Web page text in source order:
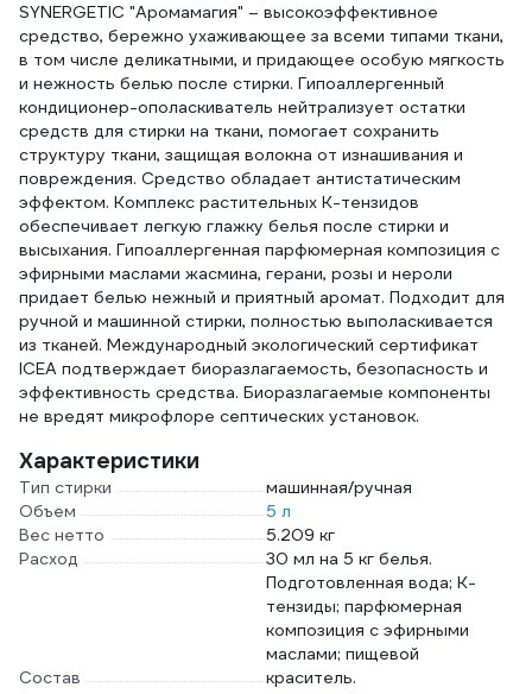
SYNERGETIC "Аромамагия" – высокоэффективное
средство, бережно ухаживающее за всеми типами ткани,
в том числе деликатными, и придающее особую мягкость
и нежность белью после стирки. Гипоаллергенный
кондиционер-ополаскиватель нейтрализует остатки
средств для стирки на ткани, помогает сохранить
структуру ткани, защищая волокна от изнашивания и
повреждения. Средство обладает антистатическим
эффектом. Комплекс растительных К-тензидов
обеспечивает легкую глажку белья после стирки и
высыхания. Гипоаллергенная парфюмерная композиция с
эфирными маслами жасмина, герани, розы и нероли
придает белью нежный и приятный аромат. Подходит для
ручной и машинной стирки, полностью выполаскивается
из тканей. Международный экологический сертификат
ICEA подтверждает биоразлагаемость, безопасность и
эффективность средства. Биоразлагаемые компоненты
не вредят микрофлоре септических установок.
Характеристики
Тип стирки
машинная/ручная
Объем
5 л
Вес нетто
5.209 кг
Расход
30 мл на 5 кг белья.
Состав
Подготовленная вода; К-
тензиды; парфюмерная
композиция с эфирными
маслами; пищевой
краситель.